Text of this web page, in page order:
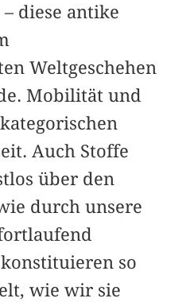
diese antike
Weltgeschehen
Mobilität und
Auch Stoffe
über den
durch unsere
so
wie wir sie